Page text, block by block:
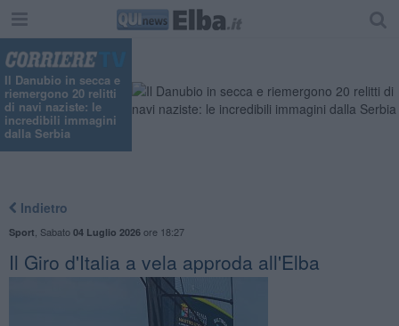
Il Danubio in secca e
riemergono 20 relitti
di navi naziste: le
incredibili immagini
dalla Serbia
Indietro
Sport Sabato 04 Luglio 2026ore 18:27
Il Giro d'Italia a vela approda all'Elba